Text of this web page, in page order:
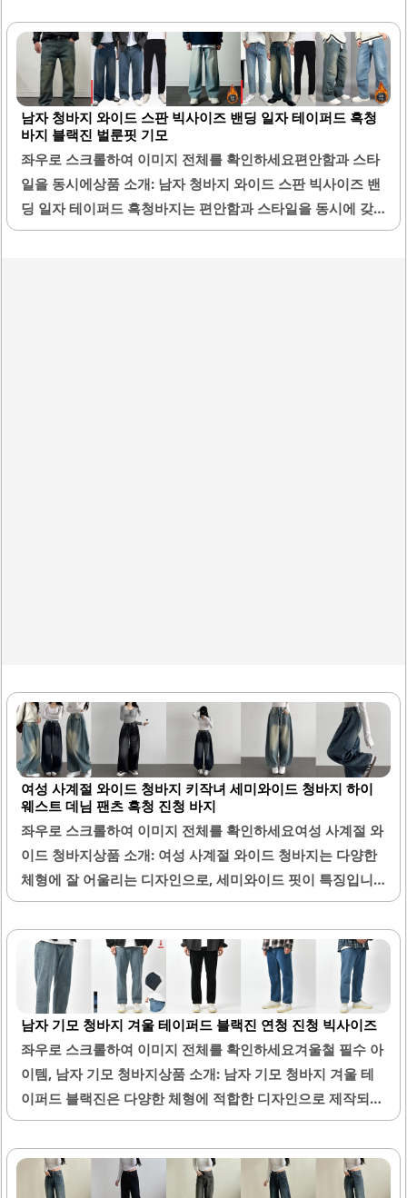
작되어 더운 날씨에도 쾌적함을 유지할 수 있습니다. 텐셀, 폴
리에스터, 스판 혼합 소재로 부드러운 촉감을 제공하며, 신축
성이 있어 편안한 착용감을 자랑합니다.와이드 테이퍼드 핏
으로 디자인되어 다리 라인을 자연스럽게 살려주며, 세미와
이드 스타일로 부담 없이 착용할 수 있습니다. YKK 지퍼를 사
용하여 내구성이 뛰어나고, 허리 밴드 디자인으로 편안한 착
용감을 제공합니다. 다양한 색상 옵션인 진청, 블랙, 연청으로
제공되어 취향에 맞게 선택할 수 있습니다.여름철에도 시원
하게 착용할 수 있도록 가볍고 얇은 소재로 제작되어 있습니
남자 청바지 와이드 스판 빅사이즈 밴딩 일자 테이퍼드 흑청
바지 블랙진 벌룬핏 기모
좌우로 스크롤하여 이미지 전체를 확인하세요편안함과 스타
일을 동시에상품 소개: 남자 청바지 와이드 스판 빅사이즈 밴
딩 일자 테이퍼드 흑청바지는 편안함과 스타일을 동시에 갖
춘 제품입니다. 이 바지는 허리 부분이 밴딩 처리되어 있어 착
여성 사계절 와이드 청바지 키작녀 세미와이드 청바지 하이
웨스트 데님 팬츠 흑청 진청 바지
좌우로 스크롤하여 이미지 전체를 확인하세요여성 사계절 와
이드 청바지상품 소개: 여성 사계절 와이드 청바지는 다양한
체형에 잘 어울리는 디자인으로, 세미와이드 핏이 특징입니
다. 이 제품은 하이웨스트 스타일로 허리 라인을 강조하여 더
욱 슬림한 실루엣을 연출합니다. 흑청과 진청 두 가지 색상으
로 제공되어 다양한 스타일링이 가능합니다.허리 사이즈에
따라 M사이즈가 적절하게 맞는 경우가 많아, 편안한 착용감
을 제공합니다. 또한, 길이는 발등을 덮는 정도로 적당하여 다
양한 신발과 잘 어울립니다. 이 청바지는 적당한 두께의 원단
으로 제작되어, 피부에 닿을 때 서늘한 느낌이 없고, 착용 시
편안함을 느낄 수 있습니다.품질이 우수하여 오프라인 매장
보다 저렴한 가격에 구매할 수 있는 장점이 있습니다. 통이 넓
은 디자인으로 활동성이 뛰어나며, 보온성이 좋은 기모 안감
이 있어 사계절..
남자 기모 청바지 겨울 테이퍼드 블랙진 연청 진청 빅사이즈
좌우로 스크롤하여 이미지 전체를 확인하세요겨울철 필수 아
이템, 남자 기모 청바지상품 소개: 남자 기모 청바지 겨울 테
이퍼드 블랙진은 다양한 체형에 적합한 디자인으로 제작되었
습니다. 이 제품은 테이퍼드 핏으로, 허벅지 부분은 여유롭게
디자인되어 활동성을 높였습니다. 기모 안감이 있어 보온성
이 뛰어나며, 겨울철에도 따뜻하게 착용할 수 있습니다.허리